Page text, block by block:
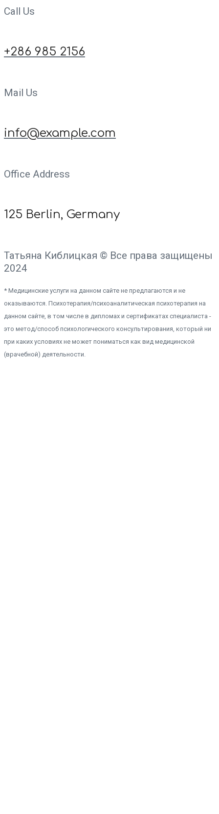
Call Us
+286 985 2156
Mail Us
info@example.com
Office Address
125 Berlin, Germany
Татьяна Киблицкая © Все права защищены
2024
* Медицинские услуги на данном сайте не предлагаются и не
оказываются. Психотерапия/психоаналитическая психотерапия на
данном сайте, в том числе в дипломах и сертификатах специалиста -
это метод/способ психологического консультирования, который ни
при каких условиях не может пониматься как вид медицинской
(врачебной) деятельности.